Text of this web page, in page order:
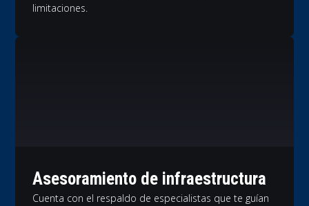
limitaciones.
Asesoramiento de infraestructura
Cuenta con el respaldo de especialistas que te guían